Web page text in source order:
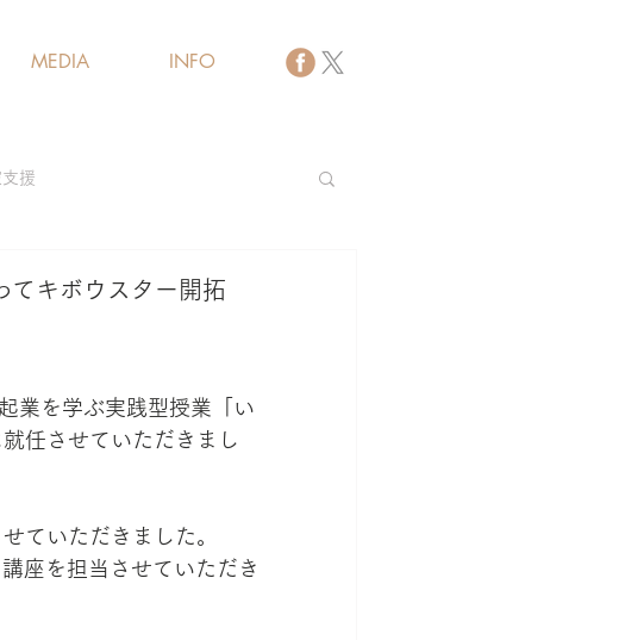
援
てキボウスター開拓
業を学ぶ実践型授業「い
任させていただきまし
ていただきました。
座を担当させていただき
MEDIA INFO